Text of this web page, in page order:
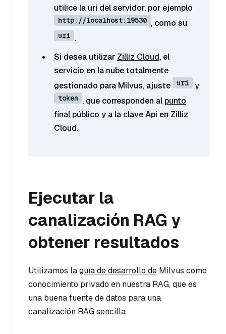
utilice la uri del servidor, por ejemplo
http://localhost:19530 , como su
uri .
Si desea utilizar Zilliz Cloud, el
servicio en la nube totalmente
gestionado para Milvus, ajuste
uri y
token , que corresponden al punto
final público y a la clave Api en Zilliz
Cloud.
Ejecutar la
canalización RAG y
obtener resultados
Utilizamos laguía de desarrollo de Milvus como
conocimiento privado en nuestra RAG, que es
una buena fuente de datos para una
canalización RAG sencilla.